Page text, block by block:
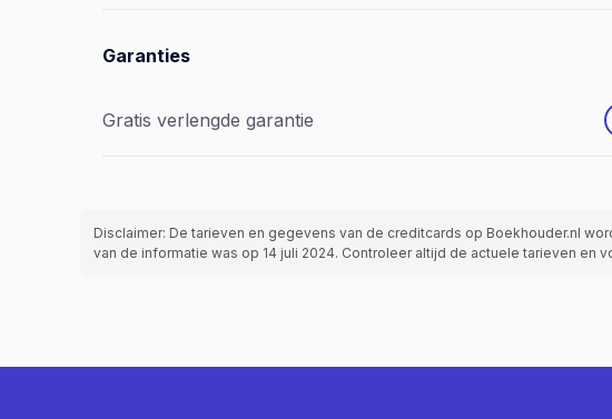
Garanties
Gratis verlengde garantie
Disclaimer: De tarieven en gegevens van de creditcards op Boekhouder.nl
van de informatie was op 14 juli 2024. Controleer altijd de actuele tarieven